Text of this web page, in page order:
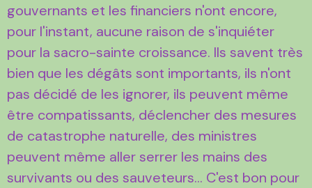
gouvernants et les financiers n'ont encore,
pour l'instant, aucune raison de s'inquiéter
pour la sacro-sainte croissance. Ils savent très
bien que les dégâts sont importants, ils n'ont
pas décidé de les ignorer, ils peuvent même
être compatissants, déclencher des mesures
de catastrophe naturelle, des ministres
peuvent même aller serrer les mains des
survivants ou des sauveteurs... C'est bon pour